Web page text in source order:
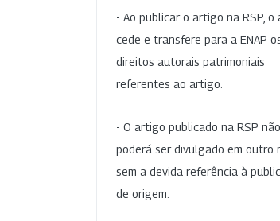
- Ao publicar o artigo na RSP, o
cede e transfere para a ENAP
direitos autorais patrimoniais
referentes ao artigo.
- O artigo publicado na RSP não
poderá ser divulgado em outro
sem a devida referência à
de origem.